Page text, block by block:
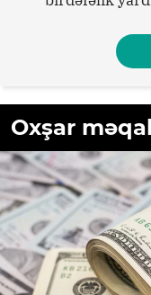
Oxşar